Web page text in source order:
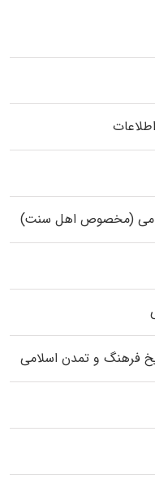
(مخصوص اهل سنت)
فرهنگ و تمدن اسلامی